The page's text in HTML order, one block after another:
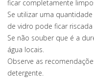
ficar completamente
Se utilizar uma
de vidro pode ficar
Se não souber que é a
água locais.
Observe as
detergente.